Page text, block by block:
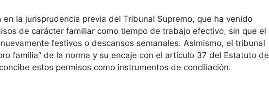
en la jurisprudencia previa del Tribunal Supremo, que ha venido
de carácter familiar como tiempo de trabajo efectivo, sin que el
festivos o descansos semanales. Asimismo, el tribunal
familia” de la norma y su encaje con el artículo 37 del Estatuto de
estos permisos como instrumentos de conciliación.